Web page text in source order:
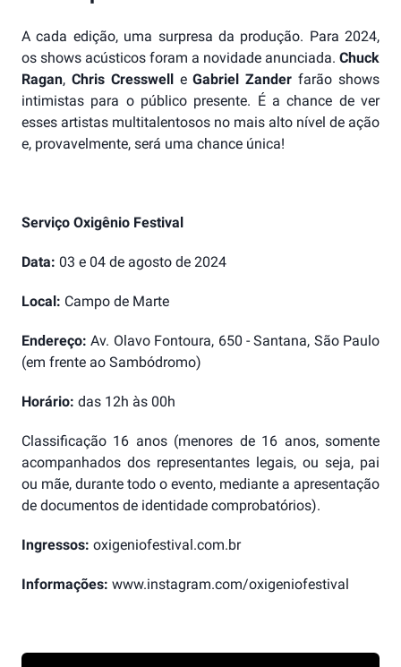
A cada edição, uma surpresa da produção. Para 2024,
os shows acústicos foram a novidade anunciada. Chuck
Ragan, Chris Cresswell eGabriel Zanderfarão shows
intimistas para o público presente. É a chance de ver
esses artistas multitalentosos no mais alto nível de ação
e, provavelmente, será uma chance única!
Serviço Oxigênio Festival
Data: 03 e 04 de agosto de 2024
Local: Campo de Marte
Endereço: Av. Olavo Fontoura, 650 - Santana, São Paulo
(em frente ao Sambódromo)
Horário: das 12h às 00h
Classificação 16 anos (menores de 16 anos, somente
acompanhados dos representantes legais, ou seja, pai
ou mãe, durante todo o evento, mediante a apresentação
de documentos de identidade comprobatórios).
Ingressos: oxigeniofestival.com.br
Informações: www.instagram.com/oxigeniofestival